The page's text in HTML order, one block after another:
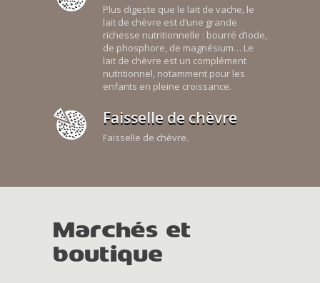
Plus digeste que le lait de vache, le
lait de chèvre est d’une grande
richesse nutritionnelle : bourré d’iode,
de phosphore, de magnésium… Le
lait de chèvre est un complément
nutritionnel, notamment pour les
enfants en pleine croissance.
Faisselle de chèvre
Faisselle de chèvre.
Marchés et
boutique